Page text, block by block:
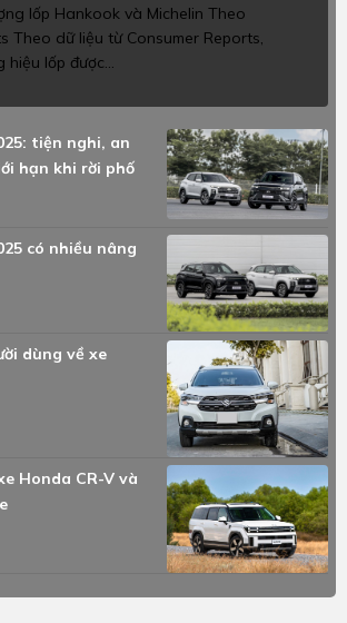
lốp Hankook và Michelin Theo
Theo dữ liệu từ Consumer Reports,
lốp được...
tiện nghi, an
hạn khi rời phố
có nhiều nâng
dùng về xe
Honda CR-V và